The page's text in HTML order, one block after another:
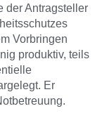
der Antragsteller
Vorbringen
produktiv, teils
Er